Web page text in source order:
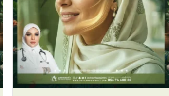
المختلفة
المنتج.
يمكن
اختيار
الخيارات